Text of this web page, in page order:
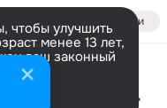
Войти
чтобы улучшить
менее 13 лет,
ваш законный
Прости, мама! Прощай, мама!